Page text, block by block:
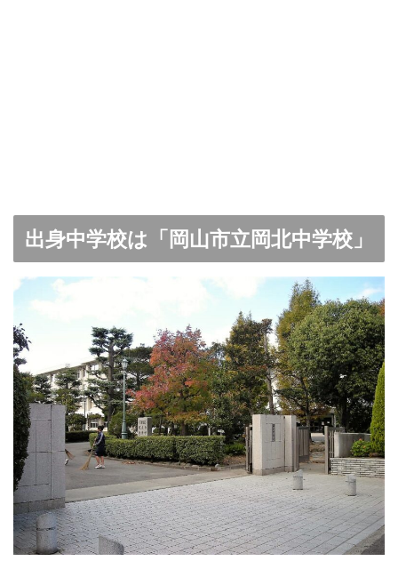
出身中学校は「岡山市立岡北中学校」